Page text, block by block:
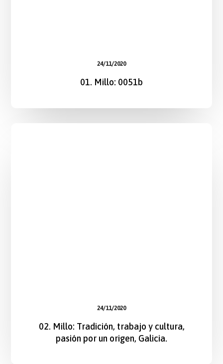
24/11/2020
01. Millo: 0051b
24/11/2020
02. Millo: Tradición, trabajo y cultura,
pasión por un origen, Galicia.